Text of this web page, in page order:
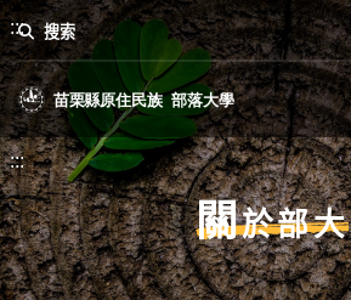
::: 搜索
:::
關於部大